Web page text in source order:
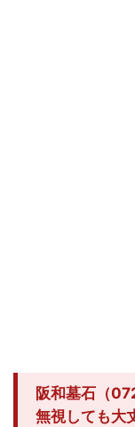
阪和墓石（
無視しても大